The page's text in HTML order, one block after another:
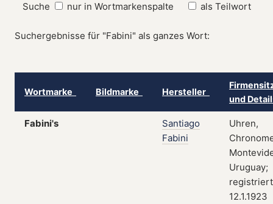
Suche nur in Wortmarkenspalte als Teilwort
Suchergebnisse für "Fabini" als ganzes Wort:
Wortmarke Bildmarke Hersteller
und
Fabini's
Santiago
Fabini
Uhren,
Uruguay;
12.1.1923